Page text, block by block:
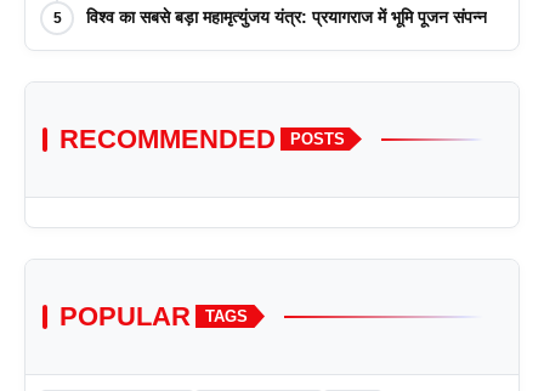
5 विश्व का सबसे बड़ा महामृत्युंजय यंत्र: प्रयागराज में भूमि पूजन संपन्न
RECOMMENDED POSTS
POPULAR TAGS